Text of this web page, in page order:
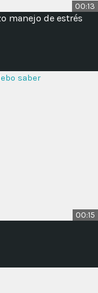
00:13
manejo de estrés
00:15